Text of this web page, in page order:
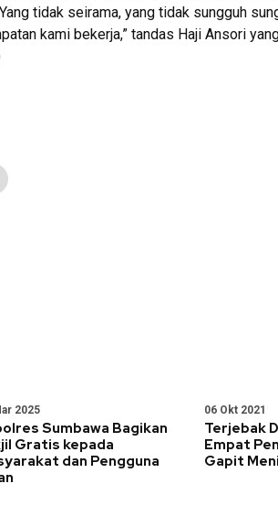
tidak seirama, yang tidak sungguh
kami bekerja,” tandas Haji Ansori
2025
Sumbawa Bagikan
Gratis kepada
dan Pengguna
06 Okt 2021
Terjebak
Empat
Gapit